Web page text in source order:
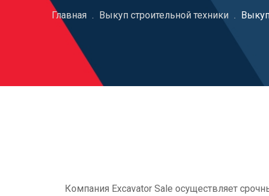
Главная . Выкуп строительной техники .
Компания Excavator Sale осуществляет